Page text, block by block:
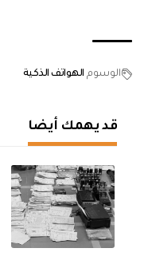
الوسوم الهواتف الذكية
قد يهمك أيضا